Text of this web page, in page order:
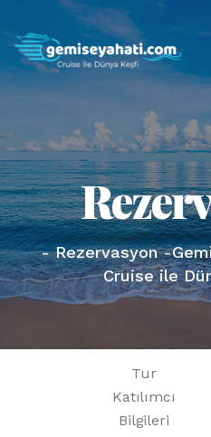
- Rezervasyon -
Cruise ile
Tur
Katılımcı
Bilgileri